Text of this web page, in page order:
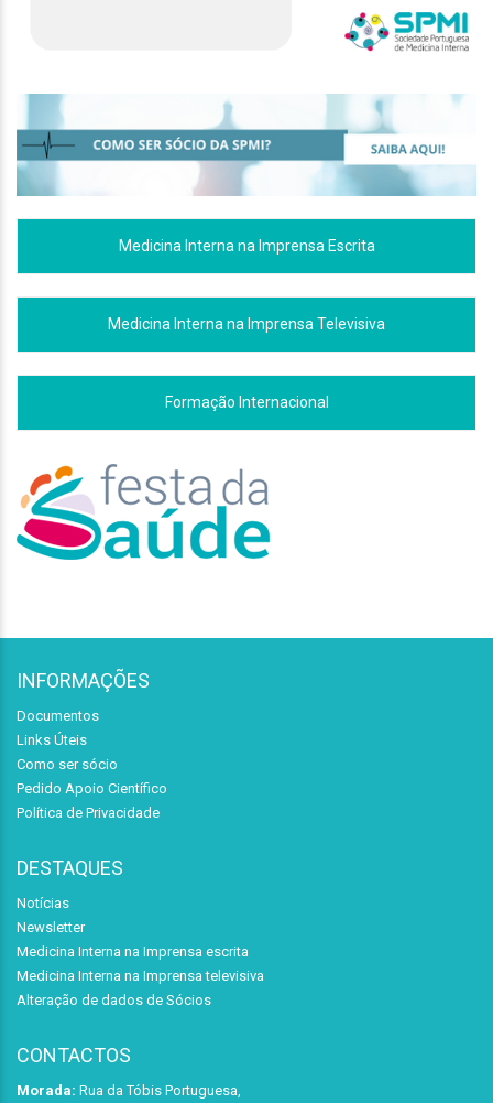
Medicina Interna na Imprensa Escrita
Medicina Interna na Imprensa Televisiva
Formação Internacional
INFORMAÇÕES
Documentos
Links Úteis
Como ser sócio
Pedido Apoio Científico
Política de Privacidade
DESTAQUES
Notícias
Newsletter
Medicina Interna na Imprensa escrita
Medicina Interna na Imprensa televisiva
Alteração de dados de Sócios
CONTACTOS
Morada: Rua da Tóbis Portuguesa,